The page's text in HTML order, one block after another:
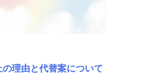
の理由と代替案について